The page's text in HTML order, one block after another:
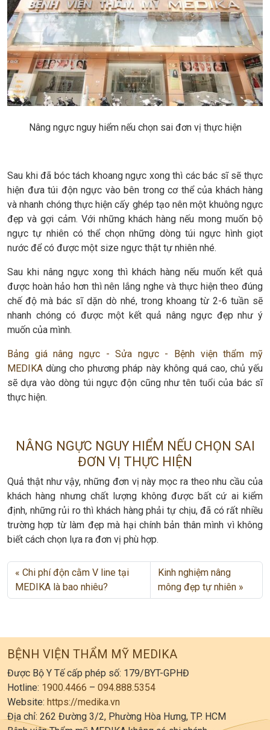
Nâng ngực nguy hiểm nếu chọn sai đơn vị thực hiện
Sau khi đã bóc tách khoang ngực xong thì các bác sĩ sẽ thực
hiện đưa túi độn ngực vào bên trong cơ thể của khách hàng
và nhanh chóng thực hiện cấy ghép tạo nên một khuông ngực
đẹp và gợi cảm. Với những khách hàng nếu mong muốn bộ
ngực tự nhiên có thể chọn những dòng túi ngực hình giọt
nước để có được một size ngực thật tự nhiên nhé.
Sau khi nâng ngực xong thì khách hàng nếu muốn kết quả
được hoàn hảo hơn thì nên lắng nghe và thực hiện theo đúng
chế độ mà bác sĩ dặn dò nhé, trong khoang từ 2-6 tuần sẽ
nhanh chóng có được một kết quả nâng ngực đẹp như ý
muốn của mình.
Bảng giá nâng ngực - Sửa ngực - Bệnh viện thẩm mỹ
MEDIKA dùng cho phương pháp này không quá cao, chủ yếu
sẽ dựa vào dòng túi ngực độn cũng như tên tuổi của bác sĩ
thực hiện.
NÂNG NGỰC NGUY HIỂM NẾU CHỌN SAI
ĐƠN VỊ THỰC HIỆN
Quả thật như vậy, những đơn vị này mọc ra theo nhu cầu của
khách hàng nhưng chất lượng không được bất cứ ai kiểm
định, những rủi ro thì khách hàng phải tự chịu, đã có rất nhiều
trường hợp từ làm đẹp mà hại chính bản thân mình vì không
biết cách chọn lựa ra đơn vị phù hợp.
Chi phí độn cằm V line tại
MEDIKA là bao nhiêu?
Kinh nghiệm nâng
mông đẹp tự nhiên
BỆNH VIỆN THẨM MỸ MEDIKA
Được Bộ Y Tế cấp phép số: 179/BYT-GPHĐ
Hotline: 1900.4466 – 094.888.5354
Website: https://medika.vn
Địa chỉ: 262 Đường 3/2, Phường Hòa Hưng, TP. HCM